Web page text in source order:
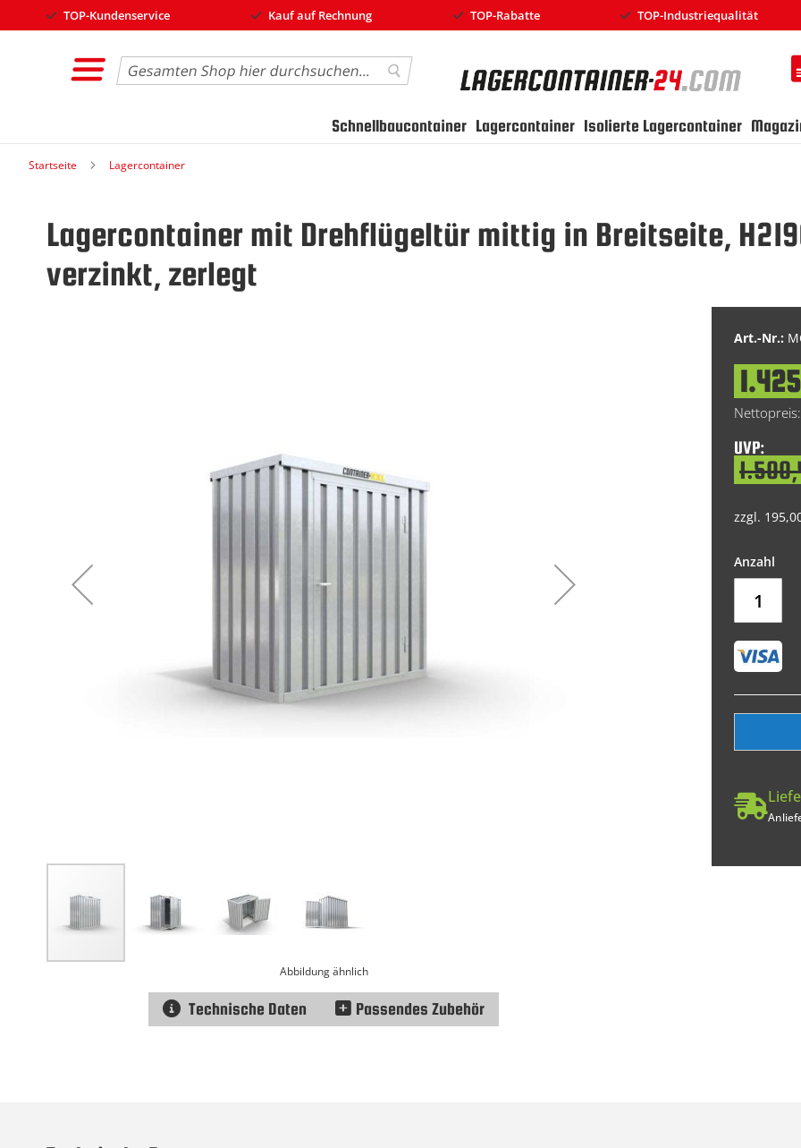
TOP-Kundenservice Kauf auf Rechnung TOP-Rabatte TOP-Industriequalität
Search
Schnellbaucontainer Lagercontainer Isolierte Lagercontainer
Startseite Lagercontainer
Lagercontainer mit Drehflügeltür mittig in Breitseite,
verzinkt, zerlegt
Art.-Nr.:
Special
Price
UVP:
zzgl.
Abbildung ähnlich
Technische Daten Passendes Zubehör